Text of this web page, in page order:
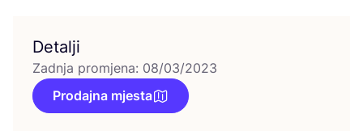
Detalji
Zadnja promjena: 08/03/2023
Prodajna mjesta